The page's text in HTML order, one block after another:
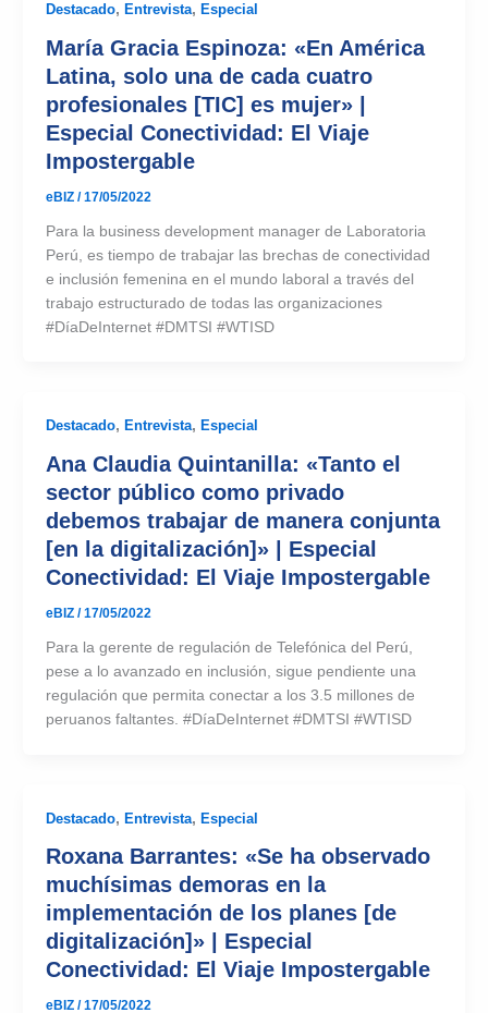
Destacado, Entrevista, Especial
María Gracia Espinoza: «En América
Latina, solo una de cada cuatro
profesionales [TIC] es mujer» |
Especial Conectividad: El Viaje
Impostergable
eBIZ /17/05/2022
Para la business development manager de Laboratoria
Perú, es tiempo de trabajar las brechas de conectividad
e inclusión femenina en el mundo laboral a través del
trabajo estructurado de todas las organizaciones
#DíaDeInternet #DMTSI #WTISD
Destacado, Entrevista, Especial
Ana Claudia Quintanilla: «Tanto el
sector público como privado
debemos trabajar de manera conjunta
[en la digitalización]» | Especial
Conectividad: El Viaje Impostergable
eBIZ /17/05/2022
Para la gerente de regulación de Telefónica del Perú,
pese a lo avanzado en inclusión, sigue pendiente una
regulación que permita conectar a los 3.5 millones de
peruanos faltantes. #DíaDeInternet #DMTSI #WTISD
Destacado, Entrevista, Especial
Roxana Barrantes: «Se ha observado
muchísimas demoras en la
implementación de los planes [de
digitalización]» | Especial
Conectividad: El Viaje Impostergable
eBIZ /17/05/2022